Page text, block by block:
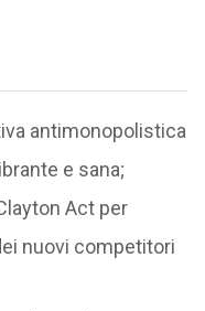
antimonopolistica
e sana;
Act per
nuovi competitori